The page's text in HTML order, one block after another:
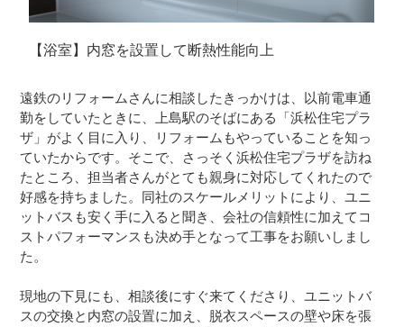
【浴室】内窓を設置して断熱性能向上
遠鉄のリフォームさんに相談したきっかけは、以前電車通
勤をしていたときに、上島駅のそばにある「浜松住宅プラ
ザ」がよく目に入り、リフォームもやっていることを知っ
ていたからです。そこで、さっそく浜松住宅プラザを訪ね
たところ、担当者さんがとても親身に対応してくれたので
好感を持ちました。同社のスケールメリットにより、ユニ
ットバスも安く手に入ると聞き、会社の信頼性に加えてコ
ストパフォーマンスも決め手となって工事をお願いしまし
た。
現地の下見にも、相談後にすぐ来てくださり、ユニットバ
スの交換と内窓の設置に加え、脱衣スペースの壁や床を張